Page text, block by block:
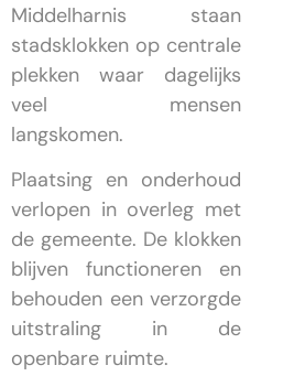
Middelharnis staan
stadsklokken op centrale
plekken waar dagelijks
veel mensen
langskomen.
Plaatsing en onderhoud
verlopen in overleg met
de gemeente. De klokken
blijven functioneren en
behouden een verzorgde
uitstraling in de
openbare ruimte.